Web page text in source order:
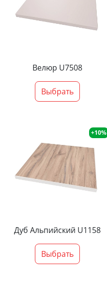
Велюр U7508
Выбрать
+10%
Дуб Альпийский U1158
Выбрать